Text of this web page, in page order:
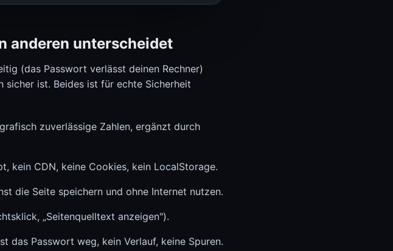
anderen unterscheidet
(das Passwort verlässt deinen Rechner)
sicher ist. Beides ist für echte Sicherheit
zuverlässige Zahlen, ergänzt durch
kein CDN, keine Cookies, kein LocalStorage.
die Seite speichern und ohne Internet nutzen.
„Seitenquelltext anzeigen").
das Passwort weg, kein Verlauf, keine Spuren.